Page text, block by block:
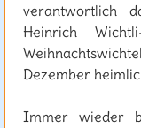
verantwortlich
Heinrich
Dezember
Immer wieder